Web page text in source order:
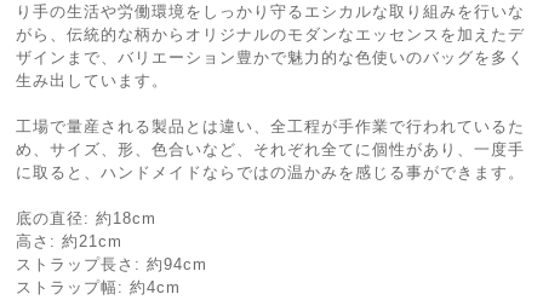
り手の生活や労働環境をしっかり守るエシカルな取り組みを行いな
がら、伝統的な柄からオリジナルのモダンなエッセンスを加えたデ
ザインまで、バリエーション豊かで魅力的な色使いのバッグを多く
生み出しています。
工場で量産される製品とは違い、全工程が手作業で行われているた
め、サイズ、形、色合いなど、それぞれ全てに個性があり、一度手
に取ると、ハンドメイドならではの温かみを感じる事ができます。
底の直径: 約18cm
高さ: 約21cm
ストラップ長さ: 約94cm
ストラップ幅: 約4cm